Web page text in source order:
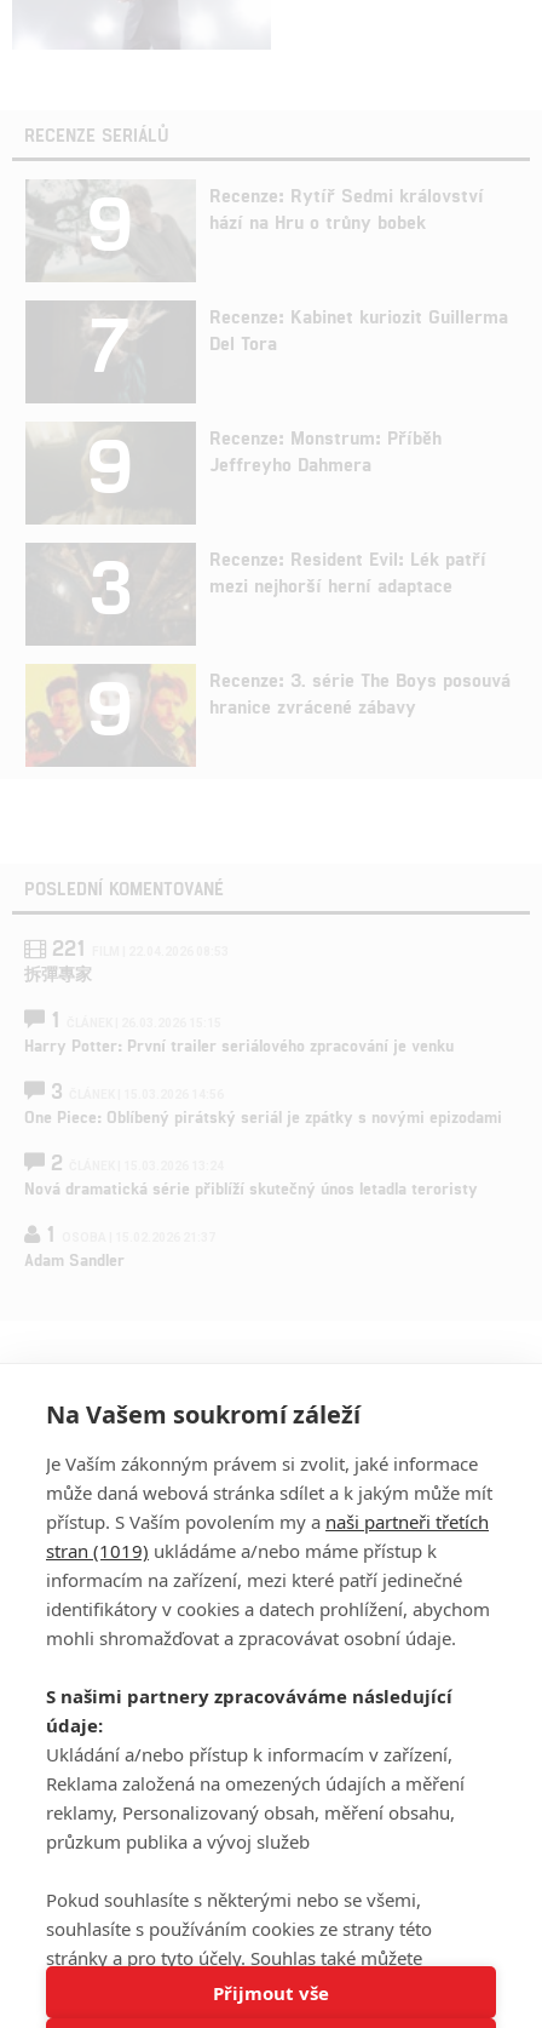
Tato stránka používá soubory cookies.
RECENZE SERIÁLŮ
9
Recenze: Rytíř Sedmi království
hází na Hru o trůny bobek
7
Recenze: Kabinet kuriozit Guillerma
Del Tora
9
Recenze: Monstrum: Příběh
Jeffreyho Dahmera
3
Recenze: Resident Evil: Lék patří
mezi nejhorší herní adaptace
9
Recenze: 3. série The Boys posouvá
hranice zvrácené zábavy
POSLEDNÍ KOMENTOVANÉ
221
拆彈專家
1
Harry Potter: První trailer seriálového zpracování je venku
3
One Piece: Oblíbený pirátský seriál je zpátky s novými epizodami
2
Nová dramatická série přiblíží skutečný únos letadla teroristy
1
Adam Sandler
PŘIHLÁSIT
REGISTROVAT
DISKUZE
Šéfredaktorkou webu jePetr Slavík, e-mailserialy@fandimefilmu.cz
Máte-li zájem o inzerci na našem webu napište nám na e-mail
studio@koncal.com
Ochrana osobních údajů|Zásady používání cookies |Pravidla webu
Upravit nastavení soukromí
© 2016 – 2026 FandimeSerialum.cz / All rights reserved /
Na Vašem soukromí záleží
Je Vaším zákonným právem si zvolit, jaké informace
může daná webová stránka sdílet a k jakým může mít
přístup. S Vaším povolením my a naši partneři třetích
stran (1019) ukládáme a/nebo máme přístup k
informacím na zařízení, mezi které patří jedinečné
identifikátory v cookies a datech prohlížení, abychom
mohli shromažďovat a zpracovávat osobní údaje.
S našimi partnery zpracováváme následující
údaje:
Ukládání a/nebo přístup k informacím v zařízení,
Reklama založená na omezených údajích a měření
reklamy, Personalizovaný obsah, měření obsahu,
průzkum publika a vývoj služeb
Pokud souhlasíte s některými nebo se všemi,
souhlasíte s používáním cookies ze strany této
stránky a pro tyto účely. Souhlas také můžete
odmítnout, ale v takovém případě vám na stránce
nebudou k dispozici některé personalizované funkce.
Přijmout vše